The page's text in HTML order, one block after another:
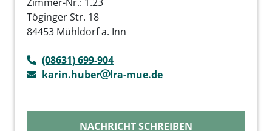
Töginger Str. 18
84453 Mühldorf a. Inn
(08631) 699-904
karin.huber
lra-mue.de
NACHRICHT SCHREIBEN